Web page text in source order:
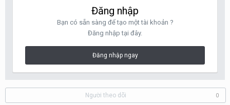
Đăng nhập
Bạn có sẵn sàng để tạo một tài khoản ?
Đăng nhập tại đây.
Đăng nhập ngay
Người theo dõi 0